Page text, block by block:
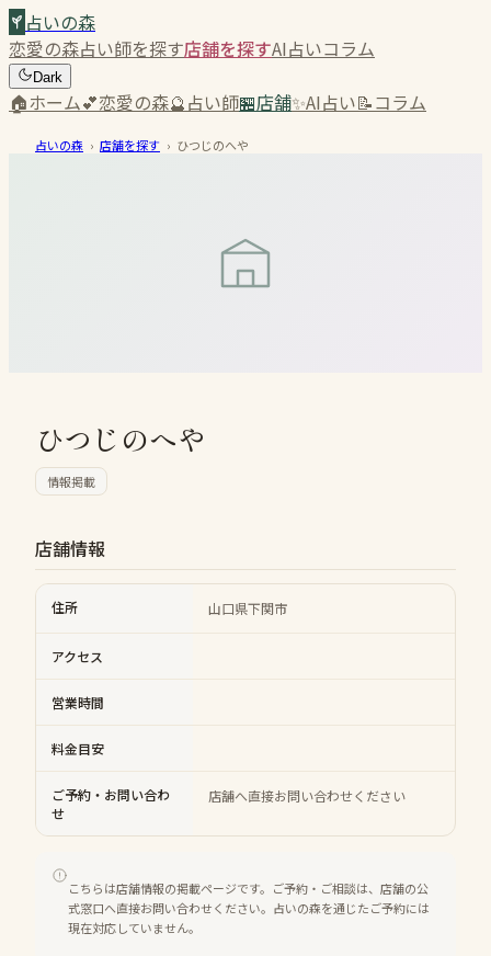
占いの森
恋愛の森占い師を探す店舗を探すAI占いコラム
Dark
🏠ホーム💕恋愛の森🔮占い師🏪店舗✨AI占い📝コラム
占いの森 › 店舗を探す › ひつじのへや
ひつじのへや
情報掲載
店舗情報
住所 山口県下関市
アクセス
営業時間
料金目安
ご予約・お問い合わ
せ
店舗へ直接お問い合わせください
こちらは店舗情報の掲載ページです。ご予約・ご相談は、店舗の公
式窓口へ直接お問い合わせください。占いの森を通じたご予約には
現在対応していません。